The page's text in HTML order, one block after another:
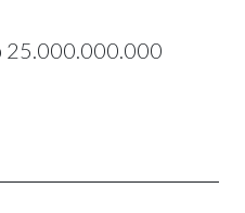
25.000.000.000